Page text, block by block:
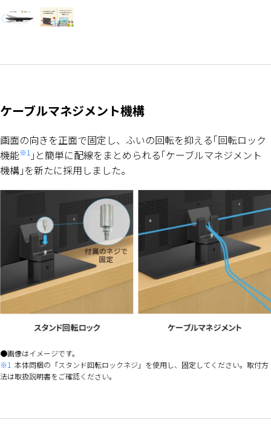
ケーブルマネジメント機構
画面の向きを正面で固定し、ふいの回転を抑える｢回転ロック
機能※1 ｣と簡単に配線をまとめられる｢ケーブルマネジメント
機構｣を新たに採用しました。
画像はイメージです。
※1 本体同梱の「スタンド回転ロックネジ」を使用し、固定してください。取付方
法は取扱説明書をご確認ください。